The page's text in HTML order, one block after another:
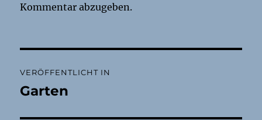
Kommentar abzugeben.
VERÖFFENTLICHT IN
Garten